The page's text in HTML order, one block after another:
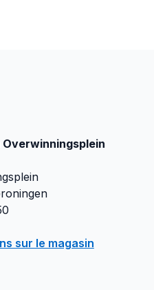
Overwinningsplein
sur le magasin